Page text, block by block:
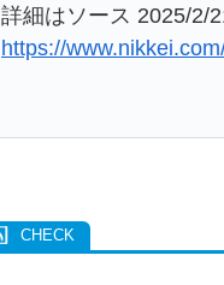
詳細はソース 2025/2/
https://